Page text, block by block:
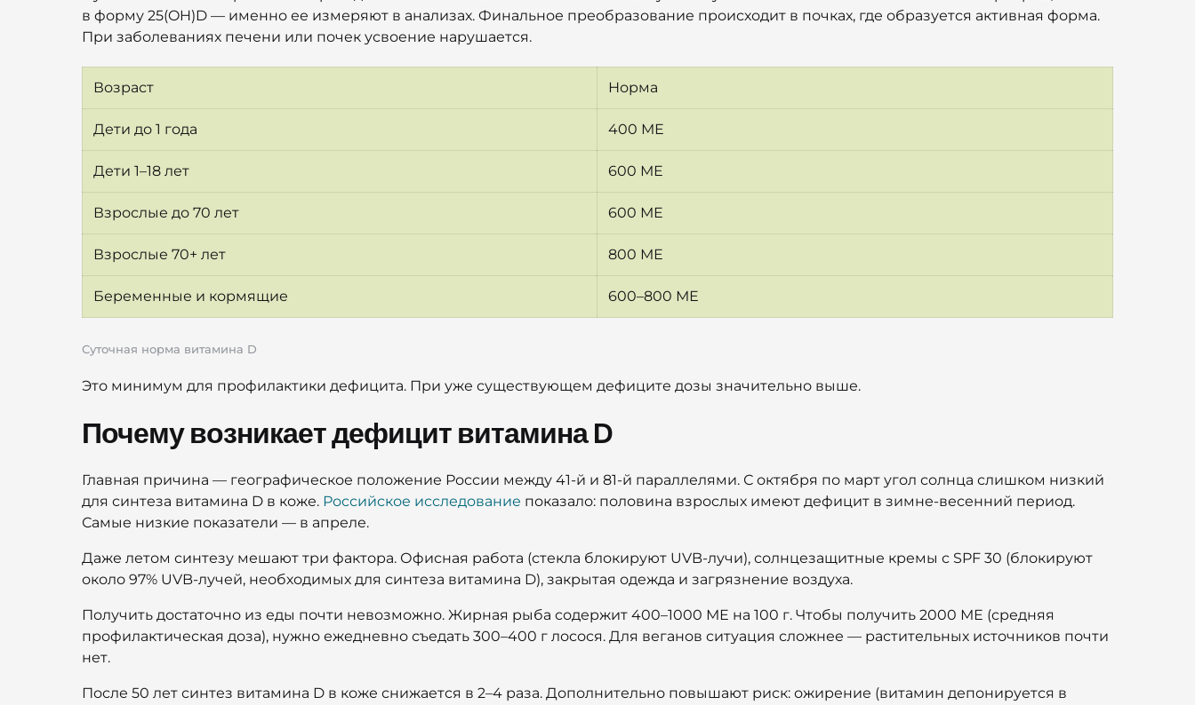
в форму 25(OH)D — именно ее измеряют в анализах. Финальное преобразование происходит в почках, где образуется активная форма.
При заболеваниях печени или почек усвоение нарушается.
Возраст Норма
Дети до 1 года 400 МЕ
Дети 1–18 лет 600 МЕ
Взрослые до 70 лет 600 МЕ
Взрослые 70+ лет 800 МЕ
Беременные и кормящие 600–800 МЕ
Суточная норма витамина D
Это минимум для профилактики дефицита. При уже существующем дефиците дозы значительно выше.
Почему возникает дефицит витамина D
Главная причина — географическое положение России между 41-й и 81-й параллелями. С октября по март угол солнца слишком низкий
для синтеза витамина D в коже. Российское исследование показало: половина взрослых имеют дефицит в зимне-весенний период.
Самые низкие показатели — в апреле.
Даже летом синтезу мешают три фактора. Офисная работа (стекла блокируют UVB-лучи), солнцезащитные кремы с SPF 30 (блокируют
около 97% UVB-лучей, необходимых для синтеза витамина D), закрытая одежда и загрязнение воздуха.
Получить достаточно из еды почти невозможно. Жирная рыба содержит 400–1000 МЕ на 100 г. Чтобы получить 2000 МЕ (средняя
профилактическая доза), нужно ежедневно съедать 300–400 г лосося. Для веганов ситуация сложнее — растительных источников почти
нет.
После 50 лет синтез витамина D в коже снижается в 2–4 раза. Дополнительно повышают риск: ожирение (витамин депонируется в